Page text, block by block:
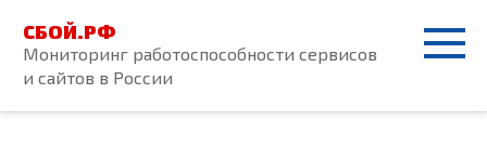
контенту
СБОЙ.РФ
Мониторинг работоспособности сервисов
и сайтов в России